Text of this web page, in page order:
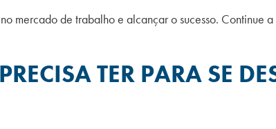
mercado de trabalho e alcançar o sucesso. Continue
TER PARA SE